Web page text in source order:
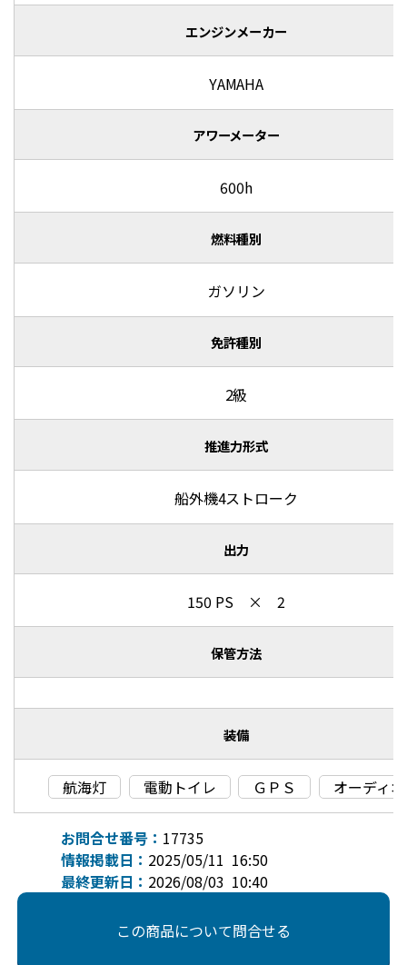
エンジンメーカー
YAMAHA
アワーメーター
600h
燃料種別
ガソリン
免許種別
2級
推進力形式
船外機4ストローク
出力
150 PS × 2
保管方法
装備
航海灯 電動トイレ ＧＰＳ オーディオ
お問合せ番号： 17735
情報掲載日： 2025/05/11 16:50
最終更新日： 2026/08/03 10:40
この商品について問合せる